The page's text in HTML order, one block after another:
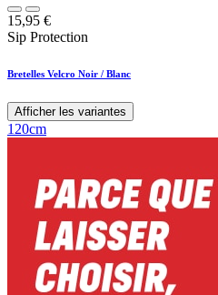
15,95 €
Sip Protection
Bretelles Velcro Noir / Blanc
Afficher les variantes
120cm